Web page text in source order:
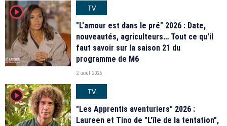
player2
TV
"L'amour est dans le pré" 2026 : Date,
nouveautés, agriculteurs… Tout ce qu'il
faut savoir sur la saison 21 du
programme de M6
2 août 2026
player2
TV
"Les Apprentis aventuriers" 2026 :
Laureen et Tino de "L'île de la tentation",